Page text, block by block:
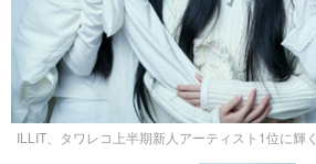
ILLIT、タワレコ上半期新人アーティスト1位に輝く